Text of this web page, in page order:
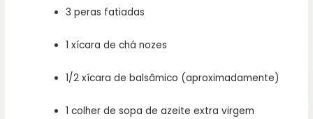
3 peras fatiadas
1 xícara de chá nozes
1/2 xícara de balsâmico (aproximadamente)
1 colher de sopa de azeite extra virgem